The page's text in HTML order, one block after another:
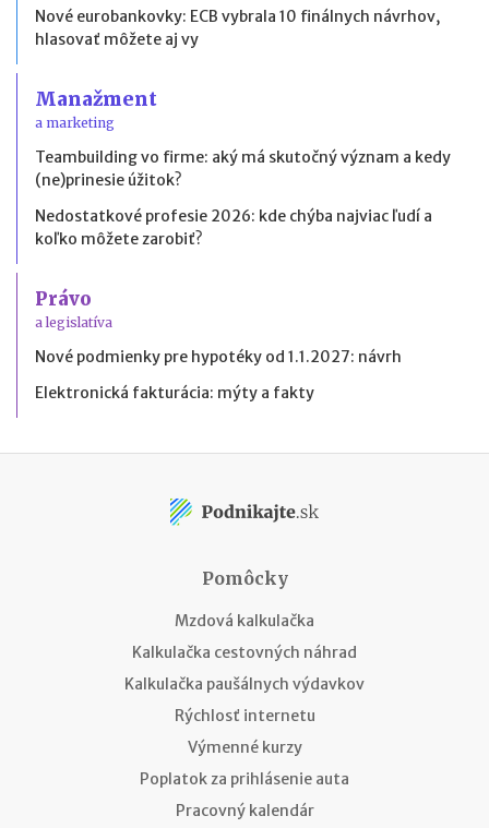
Nové eurobankovky: ECB vybrala 10 finálnych návrhov,
hlasovať môžete aj vy
Manažment
a marketing
Teambuilding vo firme: aký má skutočný význam a kedy
(ne)prinesie úžitok?
Nedostatkové profesie 2026: kde chýba najviac ľudí a
koľko môžete zarobiť?
Právo
a legislatíva
Nové podmienky pre hypotéky od 1.1.2027: návrh
Elektronická fakturácia: mýty a fakty
Pomôcky
Mzdová kalkulačka
Kalkulačka cestovných náhrad
Kalkulačka paušálnych výdavkov
Rýchlosť internetu
Výmenné kurzy
Poplatok za prihlásenie auta
Pracovný kalendár